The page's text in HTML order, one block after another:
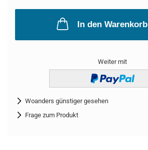
In den Warenkorb
Weiter mit
Woanders günstiger gesehen
Frage zum Produkt